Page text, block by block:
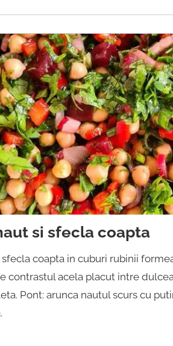
si sfecla coapta
coapta in cuburi rubinii
contrastul acela placut intre
Pont: arunca nautul scurs cu